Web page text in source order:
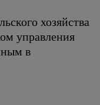
хозяйства
управления
в